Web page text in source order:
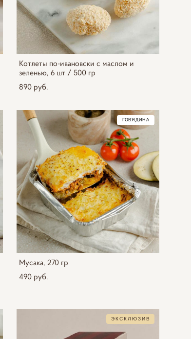
Котлеты по-ивановски с маслом и
зеленью, 6 шт / 500 гр
890 pуб.
ГОВЯДИНА
Мусака, 270 гр
490 pуб.
ЭКСКЛЮЗИВ